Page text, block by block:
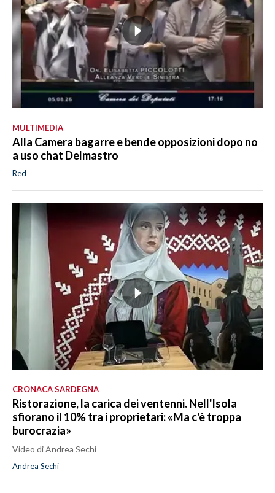
MULTIMEDIA
Alla Camera bagarre e bende opposizioni dopo no
a uso chat Delmastro
Red
CRONACA SARDEGNA
Ristorazione, la carica dei ventenni. Nell'Isola
sfiorano il 10% tra i proprietari: «Ma c'è troppa
burocrazia»
Video di Andrea Sechi
Andrea Sechi